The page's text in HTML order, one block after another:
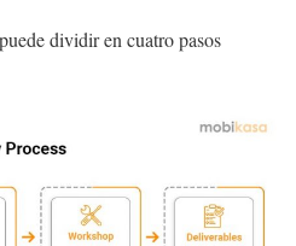
dividir en cuatro pasos